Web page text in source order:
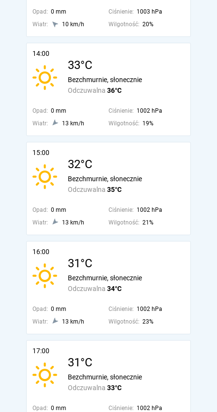
Opad: 0 mm Ciśnienie: 1003 hPa
Wiatr:
10 km/h Wilgotność: 20%
14:00
33°C
Odczuwalna 36°C
Bezchmurnie, słonecznie
Opad: 0 mm Ciśnienie: 1002 hPa
Wiatr:
13 km/h Wilgotność: 19%
15:00
32°C
Odczuwalna 35°C
Bezchmurnie, słonecznie
Opad: 0 mm Ciśnienie: 1002 hPa
Wiatr:
13 km/h Wilgotność: 21%
16:00
31°C
Odczuwalna 34°C
Bezchmurnie, słonecznie
Opad: 0 mm Ciśnienie: 1002 hPa
Wiatr:
13 km/h Wilgotność: 23%
17:00
31°C
Odczuwalna 33°C
Bezchmurnie, słonecznie
Opad: 0 mm Ciśnienie: 1002 hPa